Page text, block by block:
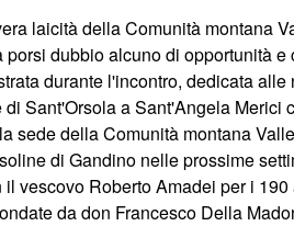
laicità della Comunità montana
dubbio alcuno di opportunità
durante l'incontro, dedicata
Sant'Orsola a Sant'Angela
sede della Comunità montana
di Gandino nelle prossime
vescovo Roberto Amadei per i
da don Francesco Della